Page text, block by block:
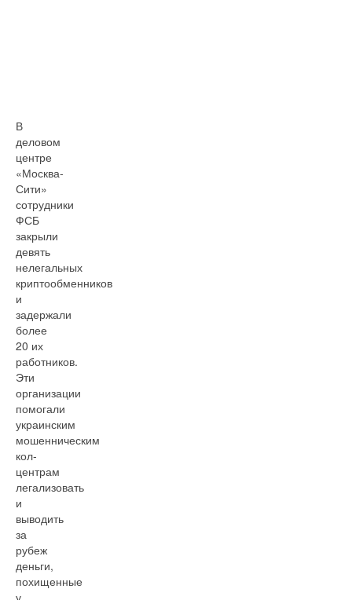
В
деловом
центре
«Москва-
Сити»
сотрудники
ФСБ
закрыли
девять
нелегальных
криптообменников
и
задержали
более
20 их
работников.
Эти
организации
помогали
украинским
мошенническим
кол-
центрам
легализовать
и
выводить
за
рубеж
деньги,
похищенные